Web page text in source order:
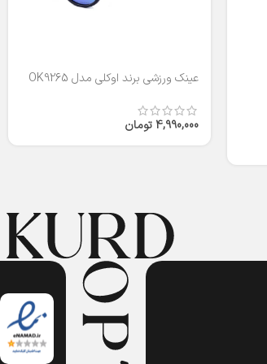
عینک ورزشی برند اوکلی مدل OK9265
4,990,000 تومان